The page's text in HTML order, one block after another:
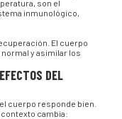
son el
inmunológico,
El cuerpo
y asimilar los
DEL
cuerpo responde bien.
contexto cambia: